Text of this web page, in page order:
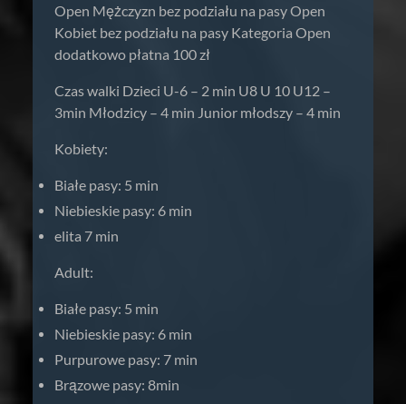
Open Mężczyzn bez podziału na pasy Open
Kobiet bez podziału na pasy Kategoria Open
dodatkowo płatna 100 zł
Czas walki Dzieci U-6 – 2 min U8 U 10 U12 –
3min Młodzicy – 4 min Junior młodszy – 4 min
Kobiety:
Białe pasy: 5 min
Niebieskie pasy: 6 min
elita 7 min
Adult:
Białe pasy: 5 min
Niebieskie pasy: 6 min
Purpurowe pasy: 7 min
Brązowe pasy: 8min